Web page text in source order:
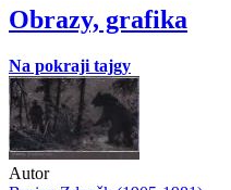
Obrazy, grafika
Na pokraji tajgy
Autor